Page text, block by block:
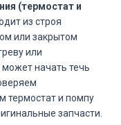
(термостат и
из строя
или закрытом
или
начать течь
термостат и помпу
запчасти.